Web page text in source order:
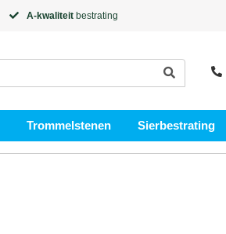
A-kwaliteit bestrating
Trommelstenen Sierbestrating